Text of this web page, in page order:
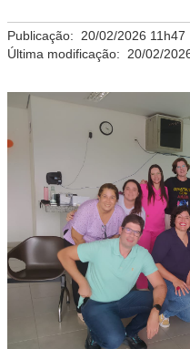
Publicação: 20/02/2026 11h47
Última modificação: 20/02/